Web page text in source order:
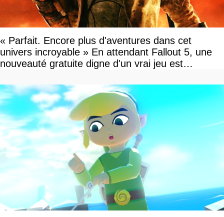
« Parfait. Encore plus d'aventures dans cet
univers incroyable » En attendant Fallout 5, une
nouveauté gratuite digne d'un vrai jeu est